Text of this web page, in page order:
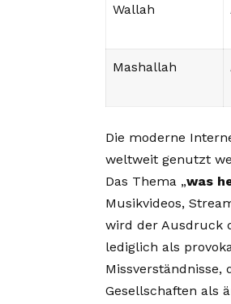
Wallah
Mashallah
Die moderne
weltweit genutzt
Das Thema „was
Musikvideos,
wird der Ausdruck
lediglich als
Missverständnisse,
Gesellschaften als